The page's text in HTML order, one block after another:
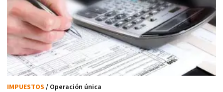
IMPUESTOS / Operación única